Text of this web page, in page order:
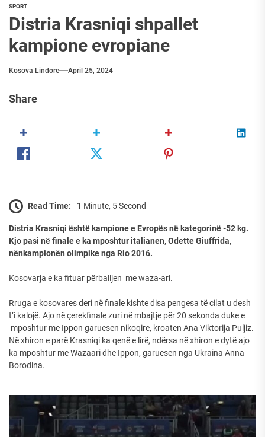
SPORT
Distria Krasniqi shpallet
kampione evropiane
Kosova Lindore April 25, 2024
Share
Read Time: 1 Minute, 5 Second
Distria Krasniqi është kampione e Evropës në kategorinë -52 kg.
Kjo pasi në finale e ka mposhtur italianen, Odette Giuffrida,
nënkampionën olimpike nga Rio 2016.
Kosovarja e ka fituar përballjen me waza-ari.
Rruga e kosovares deri në finale kishte disa pengesa të cilat u desh
t’i kalojë. Ajo në çerekfinale zuri në mbajtje për 20 sekonda duke e
mposhtur me Ippon garuesen nikoqire, kroaten Ana Viktorija Puljiz.
Në xhiron e parë Krasniqi ka qenë e lirë, ndërsa në xhiron e dytë ajo
ka mposhtur me Wazaari dhe Ippon, garuesen nga Ukraina Anna
Borodina.